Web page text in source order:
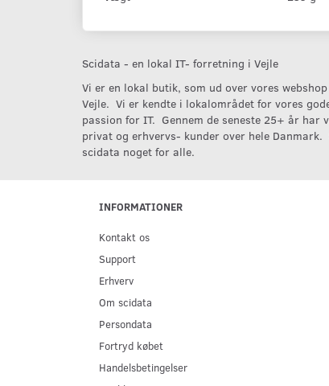
Scidata - en lokal IT- forretning i Vejle
Vi er en lokal butik, som ud over vores
Vejle. Vi er kendte i lokalområdet for vores
passion for IT. Gennem de seneste 25+ år har
privat og erhvervs- kunder over hele
scidata noget for alle.
INFORMATIONER
Kontakt os
Support
Erhverv
Om scidata
Persondata
Fortryd købet
Handelsbetingelser